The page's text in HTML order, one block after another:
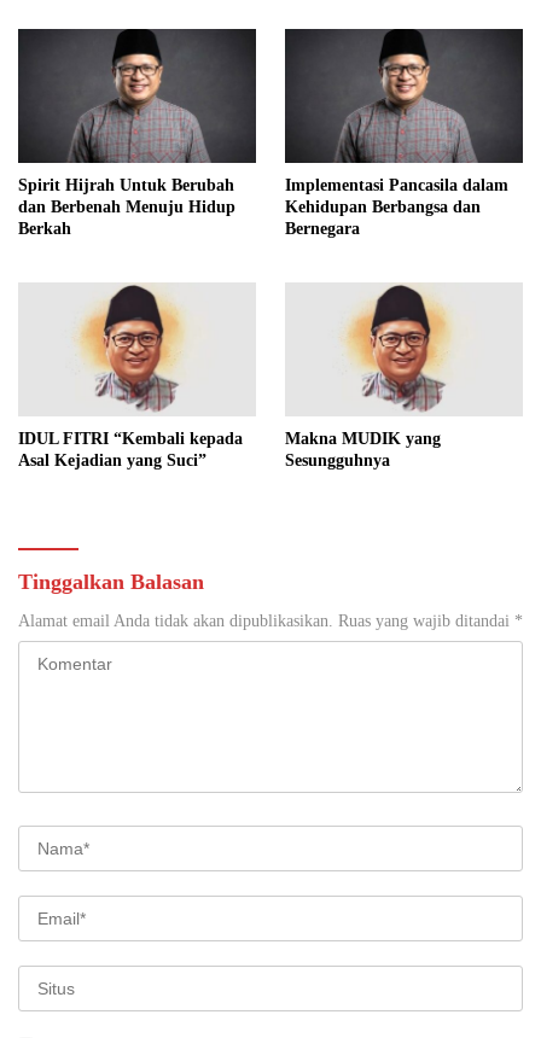
Spirit Hijrah Untuk Berubah
dan Berbenah Menuju Hidup
Berkah
Implementasi Pancasila dalam
Kehidupan Berbangsa dan
Bernegara
IDUL FITRI “Kembali kepada
Asal Kejadian yang Suci”
Makna MUDIK yang
Sesungguhnya
Tinggalkan Balasan
Alamat email Anda tidak akan dipublikasikan. Ruas yang wajib ditandai *